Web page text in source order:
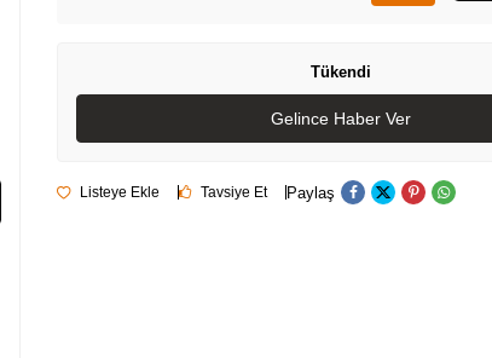
Tükendi
Gelince Haber Ver
Listeye Ekle Tavsiye Et Paylaş